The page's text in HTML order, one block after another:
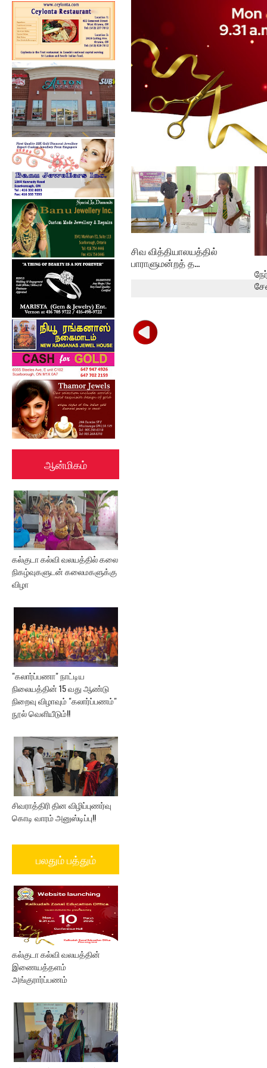
ஆன்மிகம்
கல்குடா கல்வி வலயத்தில் கலை
நிகழ்வுகளுடன் கலைமகளுக்கு
விழா
"கலார்ப்பணா" நாட்டிய
நிலையத்தின் 15 வது ஆண்டு
நிறைவு விழாவும் "கலார்ப்பணம்"
நூல் வெளியீடும்!!
சிவராத்திரி தின விழிப்புணர்வு
கொடி வாரம் அனுஸ்டிப்பு!!
பலதும் பத்தும்
கல்குடா கல்வி வலயத்தின்
இணையத்தளம்
அங்குரார்ப்பணம்
கல்குடா கல்வி வலயத்தின்
இணையத்தளம் ...
சிவ வித்தியாலயத்தில்
பாராளுமன்றத் த...